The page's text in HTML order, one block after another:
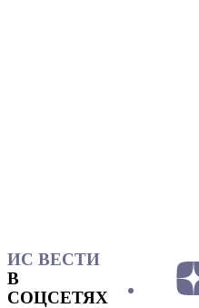
ИС ВЕСТИ
В
СОЦСЕТЯХ